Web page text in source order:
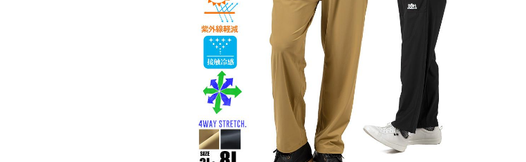
出荷まで約1週間～20日間程お時間を頂く場合がございます。
尚、裾上げした商品は返品・交換不可となりますので、予めご了承下さい。
一部、お直しに対応出来ない商品がございます。(例：裾にファスナーや調節ひもが付いている、極端なデザインが施されている等)
※商品によって若干のサイズの誤差がございます。また、お客様がご使用の環境（コンピュータ画面）によって、商品の色味が若干異なる場合がござい
※当店での掲載商品は、実店鋪と在庫を共用しておりますので店頭での売り違い、店舗からのお取り寄せ等により、お客様にご迷惑をお掛けしてし